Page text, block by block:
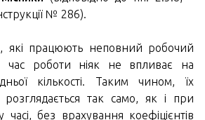
№ 286).
які працюють неповний робочий
час роботи ніяк не впливає на
кількості. Таким чином, їх
розглядається так само, як і при
без врахування коефіцієнтів